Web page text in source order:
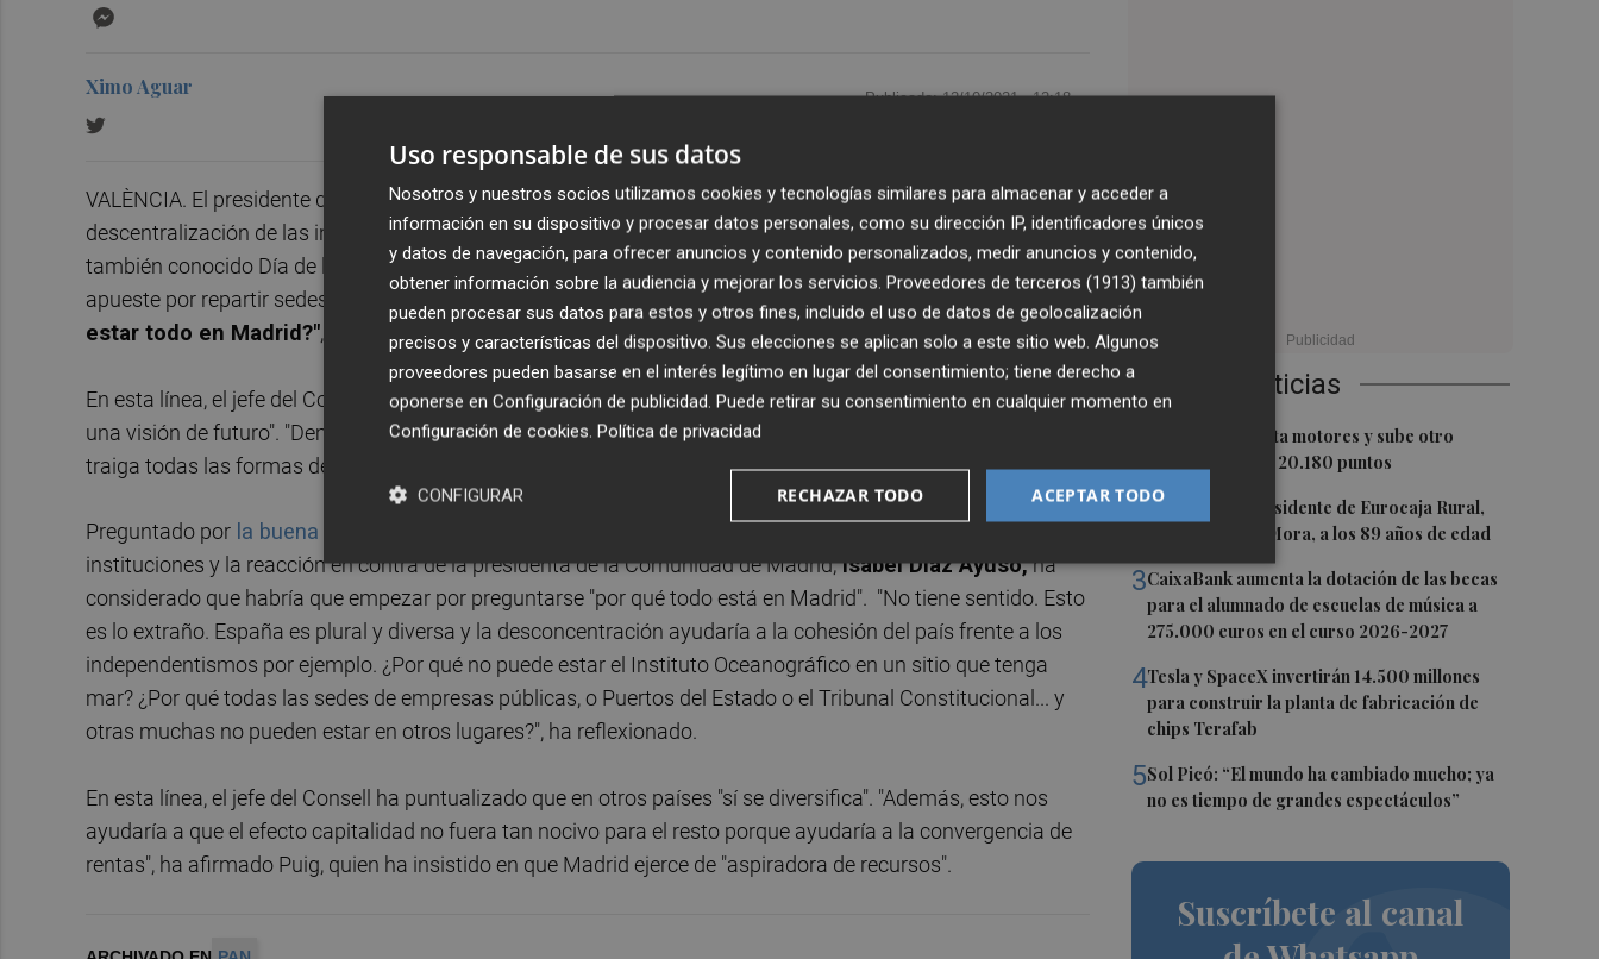
Últimas Noticias
El Ibex 35 aprieta motores y sube otro
0,62%, hasta los 20.180 puntos
2Fallece el expresidente de Eurocaja Rural,
Andrés Gómez Mora, a los 89 años de edad
3CaixaBank aumenta la dotación de las becas
para el alumnado de escuelas de música a
275.000 euros en el curso 2026-2027
4Tesla y SpaceX invertirán 14.500 millones
para construir la planta de fabricación de
chips Terafab
5Sol Picó: “El mundo ha cambiado mucho; ya
no es tiempo de grandes espectáculos”
Suscríbete al canal
Ximo Aguar Publicado: 12/10/2021 ·12:18
VALÈNCIA. El presidente de la Generalitat Valenciana,Ximo Puig,ha insistido en abrir el debate sobre la
descentralización de las instituciones en su visita a la capital con motivo de la Fiesta Nacional de España o
también conocido Día de la Hispanidad. El jefe del Consell ha reiterado ante los medios su deseo de que se
apueste por repartir sedes de la Administración estatal por otros lugares del territorio: "¿Por qué tiene que
estar todo en Madrid?", se ha preguntado.
En esta línea, el jefe del Consell ha celebrado que este sea un día para que "todas las Españas compartan
una visión de futuro". "Demasiadas veces se tiene una mirada muy centrada y sería bueno que esta fiesta
traiga todas las formas de entender España y esa ambición de trabajar juntos para el futuro", ha señalado.
Preguntado por la buena recepción
instituciones y la reacción en contra de la presidenta de la Comunidad de Madrid,Isabel Díaz Ayuso,ha
considerado que habría que empezar por preguntarse "por qué todo está en Madrid". "No tiene sentido. Esto
es lo extraño. España es plural y diversa y la desconcentración ayudaría a la cohesión del país frente a los
independentismos por ejemplo. ¿Por qué no puede estar el Instituto Oceanográfico en un sitio que tenga
mar? ¿Por qué todas las sedes de empresas públicas, o Puertos del Estado o el Tribunal Constitucional... y
otras muchas no pueden estar en otros lugares?", ha reflexionado.
En esta línea, el jefe del Consell ha puntualizado que en otros países "sí se diversifica". "Además, esto nos
ayudaría a que el efecto capitalidad no fuera tan nocivo para el resto porque ayudaría a la convergencia de
rentas", ha afirmado Puig, quien ha insistido en que Madrid ejerce de "aspiradora de recursos".
Uso responsable de sus datos
Nosotros y nuestros socios utilizamos cookies y tecnologías similares para almacenar y acceder a
información en su dispositivo y procesar datos personales, como su dirección IP, identificadores únicos
y datos de navegación, para ofrecer anuncios y contenido personalizados, medir anuncios y contenido,
obtener información sobre la audiencia y mejorar los servicios. Proveedores de terceros (1913) también
pueden procesar sus datos para estos y otros fines, incluido el uso de datos de geolocalización
precisos y características del dispositivo. Sus elecciones se aplican solo a este sitio web. Algunos
proveedores pueden basarse en el interés legítimo en lugar del consentimiento; tiene derecho a
oponerse en Configuración de publicidad. Puede retirar su consentimiento en cualquier momento en
Configuración de cookies. Política de privacidad
ACEPTAR TODO
RECHAZAR TODO
CONFIGURAR